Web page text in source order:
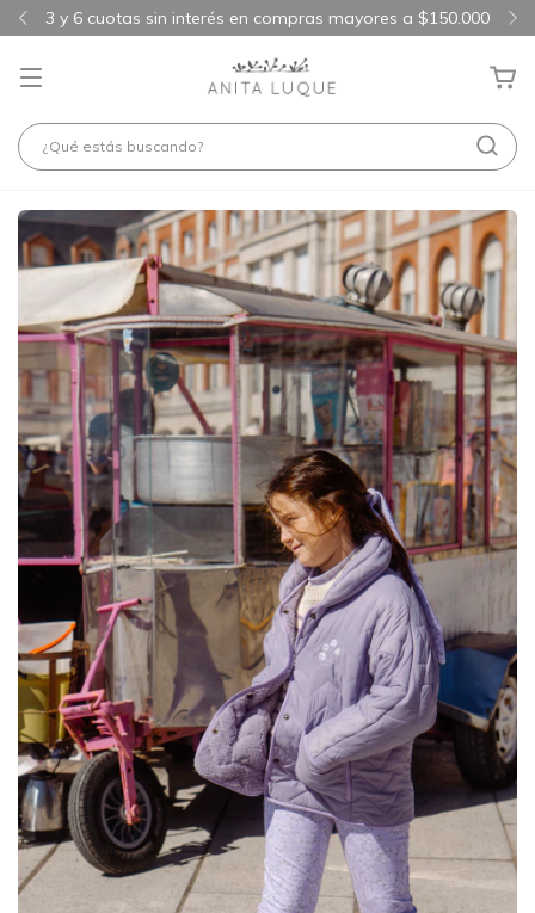
3 y 6 cuotas sin interés en compras mayores a $150.000